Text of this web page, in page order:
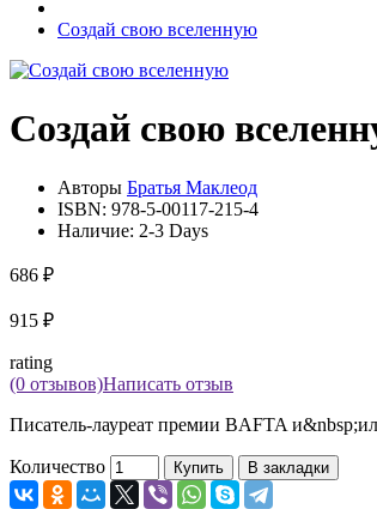
Создай свою вселенную
Создай свою
Авторы Братья Маклеод
ISBN: 978-5-00117-215-4
Наличие: 2-3 Days
686 ₽
915 ₽
rating
(0 отзывов)Написать отзыв
Писатель-лауреат премии BAFTA
Количество Купить В закладки